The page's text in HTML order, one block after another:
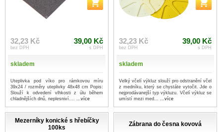
32,23 Kč
bez DPH
39,00 Kč
s DPH
skladem
Uteplivka pod víko pro rámkovou míru
39x24 / rozměry uteplivky 48x48 cm Popis:
Slouží k odvedení vlhkosti z úlu během
chladnějších dnů, neplesniví.... ...více
32,23 Kč
bez DPH
39,00 Kč
s DPH
skladem
Velký včelí výkluz slouží pro odstranění včel
z medníku, který se chystáte vytočit. Jde o
nejprodávanejší typ výkluzu. Včelí výkluz se
umístí mezi med... ...více
Mezerníky konické s hřebíčky
100ks
Zábrana do česna kovová